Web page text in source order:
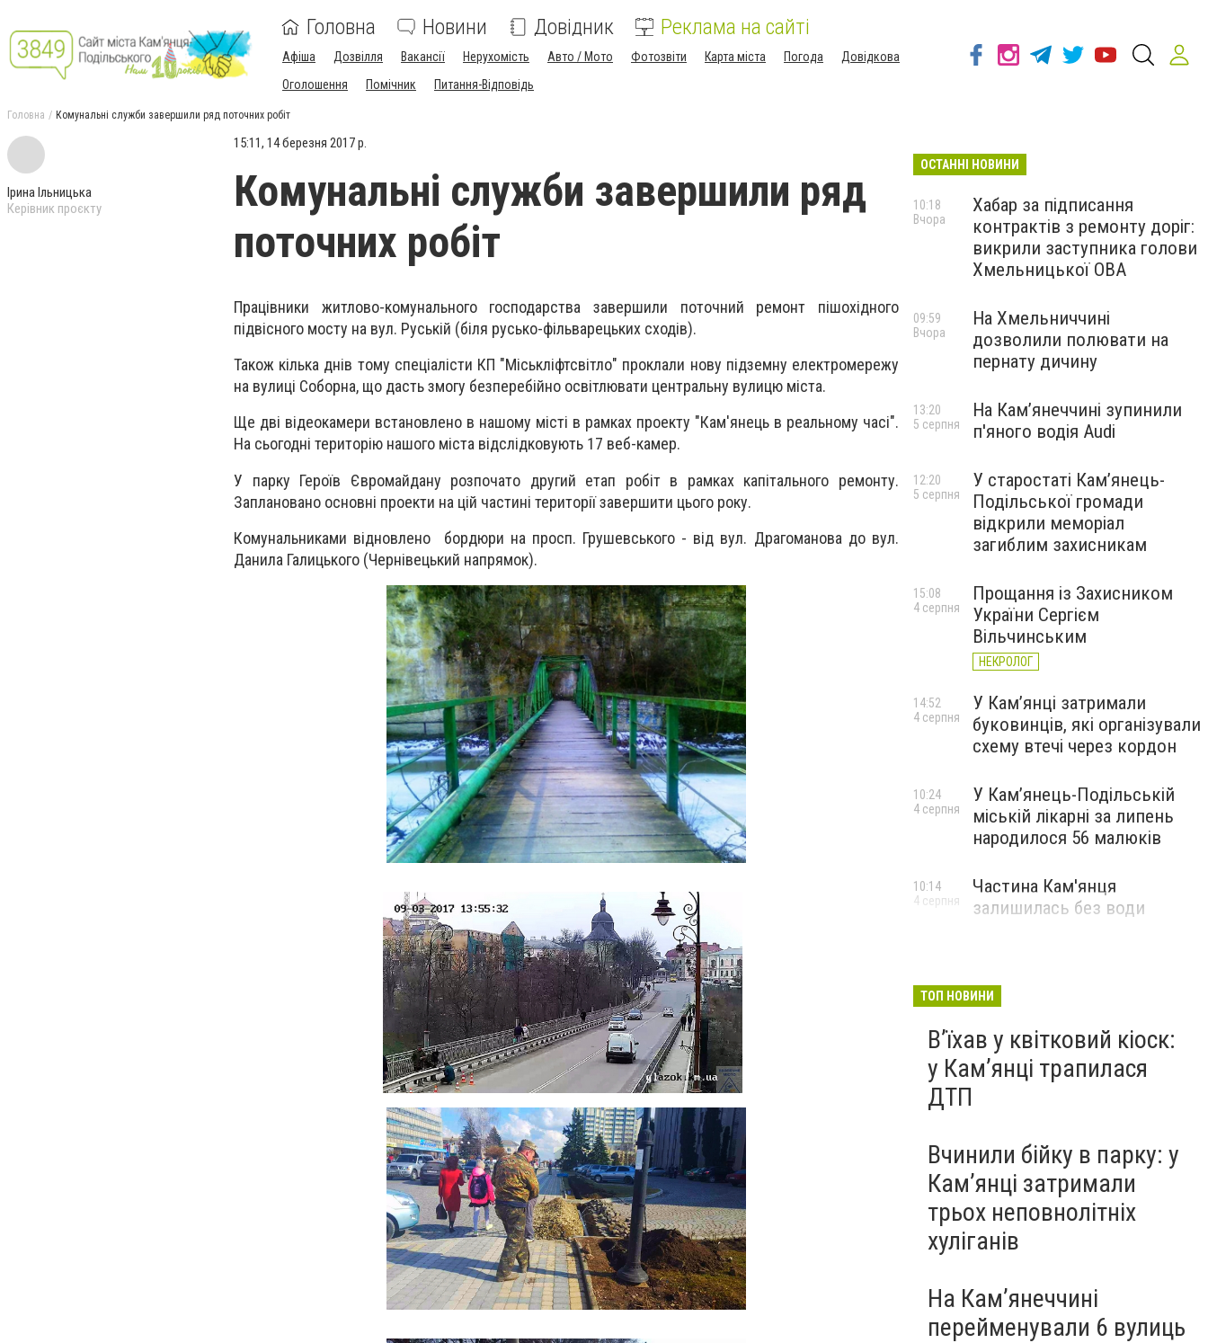
Головна Новини Довідник Реклама на сайті
Афіша Дозвілля Вакансії Нерухомість Авто / Мото Фотозвіти Карта міста Погода
Довідкова
Оголошення
Помічник Питання-Відповідь
Головна Комунальні служби завершили ряд поточних робіт
Ірина Ільницька
Керівник проєкту
15:11, 14 березня 2017 р.
Комунальні служби завершили ряд
поточних робіт
Працівники житлово-комунального господарства завершили поточний ремонт пішохідного
підвісного мосту на вул. Руській (біля русько-фільварецьких сходів).
Також кілька днів тому спеціалісти КП "Міськліфтсвітло" проклали нову підземну електромережу
на вулиці Соборна, що дасть змогу безперебійно освітлювати центральну вулицю міста.
Ще дві відеокамери встановлено в нашому місті в рамках проекту "Кам'янець в реальному часі".
На сьогодні територію нашого міста відслідковують 17 веб-камер.
У парку Героїв Євромайдану розпочато другий етап робіт в рамках капітального ремонту.
Заплановано основні проекти на цій частині території завершити цього року.
Комунальниками відновлено бордюри на просп. Грушевського - від вул. Драгоманова до вул.
Данила Галицького (Чернівецький напрямок).
ОСТАННІ НОВИНИ
Хабар за підписання
контрактів з ремонту доріг:
викрили заступника голови
Хмельницької ОВА
10:18
Вчора
На Хмельниччині
дозволили полювати на
пернату дичину
09:59
Вчора
На Камʼянеччині зупинили
п'яного водія Audi
13:20
5 серпня
У старостаті Кам’янець-
Подільської громади
відкрили меморіал
загиблим захисникам
12:20
5 серпня
Прощання із Захисником
України Сергієм
Вільчинським
НЕКРОЛОГ
15:08
4 серпня
У Кам’янці затримали
буковинців, які організували
схему втечі через кордон
14:52
4 серпня
У Кам’янець-Подільській
міській лікарні за липень
народилося 56 малюків
10:24
4 серпня
Частина Кам'янця
залишилась без води
10:14
4 серпня
ТОП НОВИНИ
Вʼїхав у квітковий кіоск:
у Камʼянці трапилася
ДТП
Вчинили бійку в парку: у
Кам’янці затримали
трьох неповнолітніх
хуліганів
На Камʼянеччині
перейменували 6 вулиць